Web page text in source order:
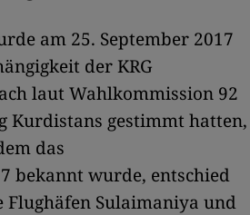
am 25. September 2017
der KRG
laut Wahlkommission 92
Kurdistans gestimmt hatten,
das
bekannt wurde, entschied
Sulaimaniya und